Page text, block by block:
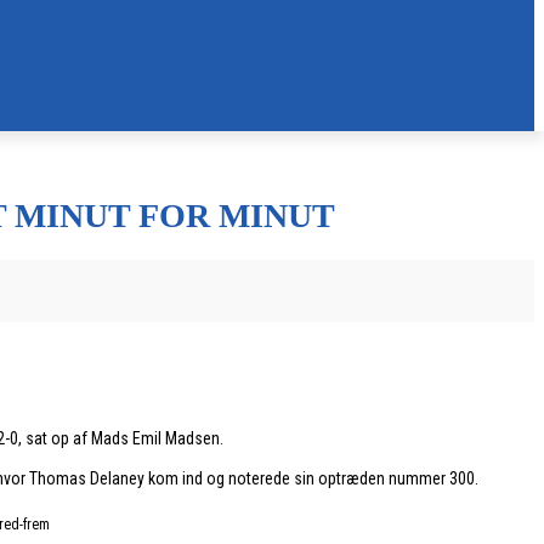
MINUT FOR MINUT
sat op af Mads Emil Madsen.
Thomas Delaney kom ind og noterede sin optræden nummer 300.
frem